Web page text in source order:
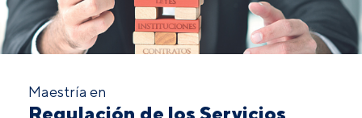
Maestría en